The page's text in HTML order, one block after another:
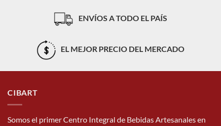
ENVÍOS A TODO EL PAÍS
EL MEJOR PRECIO DEL MERCADO
CIBART
Somos el primer Centro Integral de Bebidas Artesanales en